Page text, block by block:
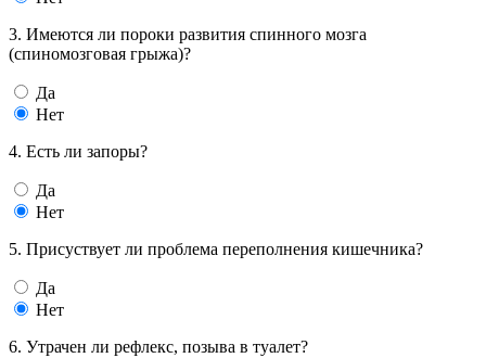
3. Имеются ли пороки развития спинного мозга
(спиномозговая грыжа)?
Да
Нет
4. Есть ли запоры?
Да
Нет
5. Присуствует ли проблема переполнения кишечника?
Да
Нет
6. Утрачен ли рефлекс, позыва в туалет?